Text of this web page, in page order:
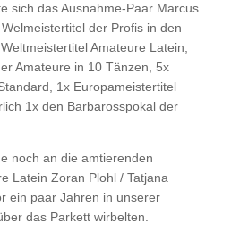
sich das Ausnahme-Paar Marcus
der Profis in den
Amateure Latein,
Amateure in 10 Tänzen, 5x
1x Europameistertitel
1x den Barbarosspokal der
noch an die amtierenden
Latein Zoran Plohl / Tatjana
ein paar Jahren in unserer
das Parkett wirbelten.